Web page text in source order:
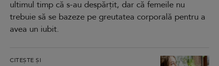
ultimul timp că s-au despărțit, dar că femeile nu
trebuie să se bazeze pe greutatea corporală pentru a
avea un iubit.
CITEȘTE ȘI